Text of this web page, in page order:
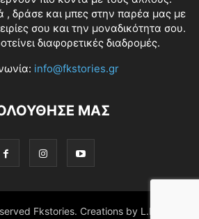
, δράσε και μπες στην παρέα μας με
σου και την μοναδικότητα σου.
διαφορετικές διαδρομές.
info@fkstories.gr
ΜΑΣ
Fkstories. Creations by L.K